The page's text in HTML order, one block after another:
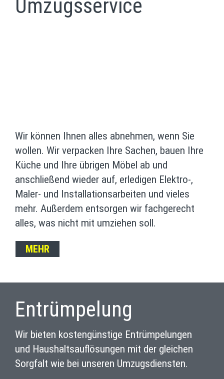
Umzugsservice
Wir können Ihnen alles abnehmen, wenn Sie
wollen. Wir verpacken Ihre Sachen, bauen Ihre
Küche und Ihre übrigen Möbel ab und
anschließend wieder auf, erledigen Elektro-,
Maler- und Installationsarbeiten und vieles
mehr. Außerdem entsorgen wir fachgerecht
alles, was nicht mit umziehen soll.
MEHR
Entrümpelung
Wir bieten kostengünstige Entrümpelungen
und Haushaltsauflösungen mit der gleichen
Sorgfalt wie bei unseren Umzugsdiensten.